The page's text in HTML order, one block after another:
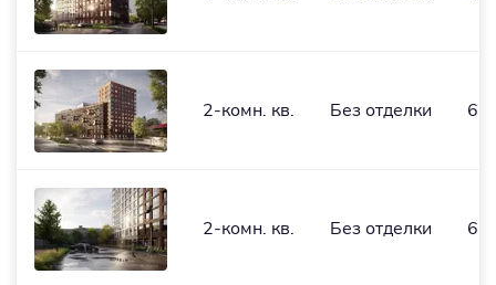
2-комн. кв. Без отделки
2-комн. кв. Без отделки